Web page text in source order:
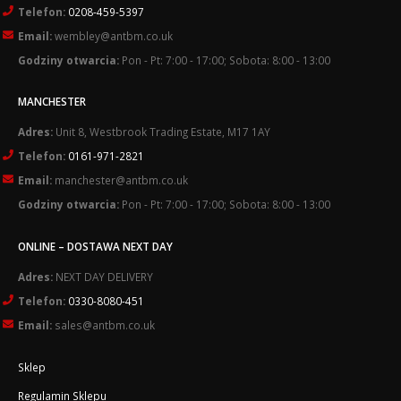
Telefon: 0208-459-5397
Email:wembley@antbm.co.uk
Godziny otwarcia: Pon - Pt: 7:00 - 17:00; Sobota: 8:00 - 13:00
MANCHESTER
Adres: Unit 8, Westbrook Trading Estate, M17 1AY
Telefon: 0161-971-2821
Email: manchester@antbm.co.uk
Godziny otwarcia: Pon - Pt: 7:00 - 17:00; Sobota: 8:00 - 13:00
ONLINE – DOSTAWA NEXT DAY
Adres: NEXT DAY DELIVERY
Telefon: 0330-8080-451
Email: sales@antbm.co.uk
Sklep
Regulamin Sklepu